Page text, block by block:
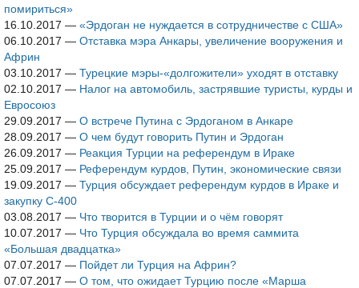
помириться»
16.10.2017 — «Эрдоган не нуждается в сотрудничестве с США»
06.10.2017 — Отставка мэра Анкары, увеличение вооружения и
Африн
03.10.2017 — Турецкие мэры-«долгожители» уходят в отставку
02.10.2017 — Налог на автомобиль, застрявшие туристы, курды и
Евросоюз
29.09.2017 — О встрече Путина с Эрдоганом в Анкаре
28.09.2017 — О чем будут говорить Путин и Эрдоган
26.09.2017 — Реакция Турции на референдум в Ираке
25.09.2017 — Референдум курдов, Путин, экономические связи
19.09.2017 — Турция обсуждает референдум курдов в Ираке и
закупку С-400
03.08.2017 — Что творится в Турции и о чём говорят
10.07.2017 — Что Турция обсуждала во время саммита
«Большая двадцатка»
07.07.2017 — Пойдет ли Турция на Африн?
07.07.2017 — О том, что ожидает Турцию после «Марша